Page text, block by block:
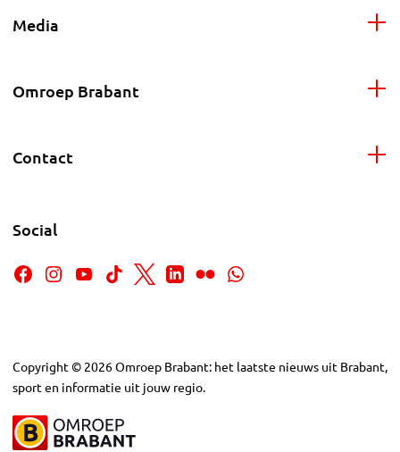
Media
Omroep Brabant
Contact
Social
Copyright © 2026Omroep Brabant: het laatste nieuws uit Brabant,
sport en informatie uit jouw regio.